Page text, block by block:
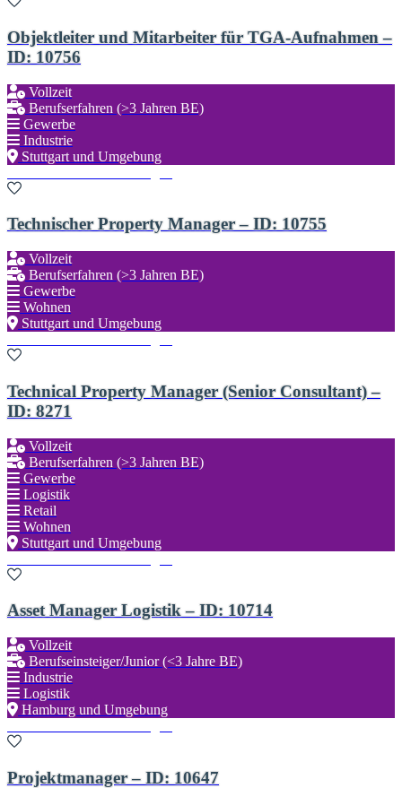
Objektleiter und Mitarbeiter für TGA-Aufnahmen –
ID: 10756
Vollzeit
Berufserfahren (>3 Jahren BE)
Gewerbe
Industrie
Stuttgart und Umgebung
Technischer Property Manager – ID: 10755
Vollzeit
Berufserfahren (>3 Jahren BE)
Gewerbe
Wohnen
Stuttgart und Umgebung
Technical Property Manager (Senior Consultant) –
ID: 8271
Vollzeit
Berufserfahren (>3 Jahren BE)
Gewerbe
Logistik
Retail
Wohnen
Stuttgart und Umgebung
Asset Manager Logistik – ID: 10714
Vollzeit
Berufseinsteiger/Junior (<3 Jahre BE)
Industrie
Logistik
Hamburg und Umgebung
Projektmanager – ID: 10647